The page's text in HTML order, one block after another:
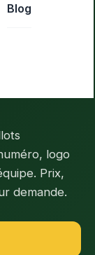
Blog
logo
Prix,
demande.